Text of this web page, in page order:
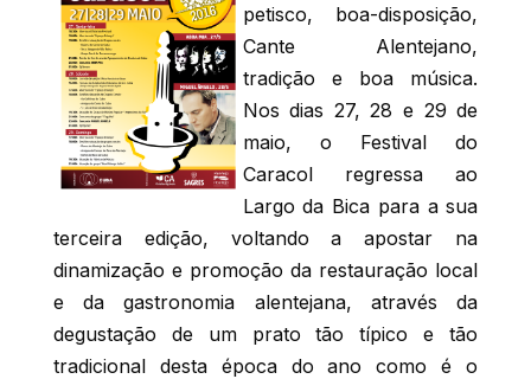
petisco, boa-disposição,
Cante Alentejano,
tradição e boa música.
Nos dias 27, 28 e 29 de
maio, o Festival do
Caracol regressa ao
Largo da Bica para a sua
terceira edição, voltando a apostar na
dinamização e promoção da restauração local
e da gastronomia alentejana, através da
degustação de um prato tão típico e tão
tradicional desta época do ano como é o